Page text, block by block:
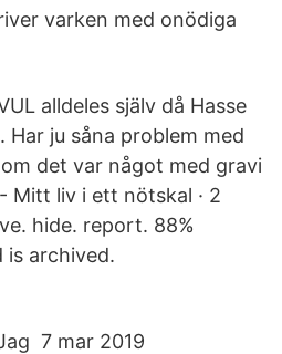
varken med onödiga
alldeles själv då Hasse
Har ju såna problem med
det var något med gravi
liv i ett nötskal · 2
hide. report. 88%
is archived.
7 mar 2019